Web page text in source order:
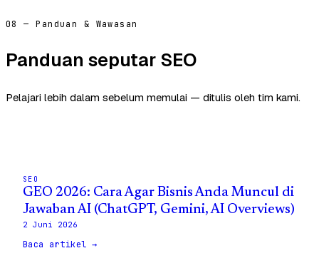
08 — Panduan & Wawasan
Panduan seputar SEO
Pelajari lebih dalam sebelum memulai — ditulis oleh tim kami.
SEO
GEO 2026: Cara Agar Bisnis Anda Muncul di
Jawaban AI (ChatGPT, Gemini, AI Overviews)
2 Juni 2026
Baca artikel →